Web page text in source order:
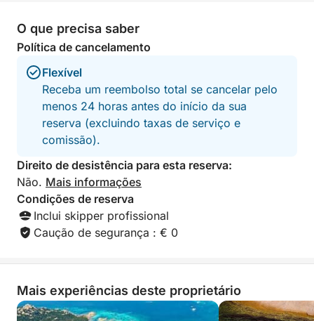
O que precisa saber
Política de cancelamento
Flexível
Receba um reembolso total se cancelar pelo
menos 24 horas antes do início da sua
reserva (excluindo taxas de serviço e
comissão).
Direito de desistência para esta reserva:
Não. Mais informações
Condições de reserva
Inclui skipper profissional
Caução de segurança : € 0
Mais experiências deste proprietário